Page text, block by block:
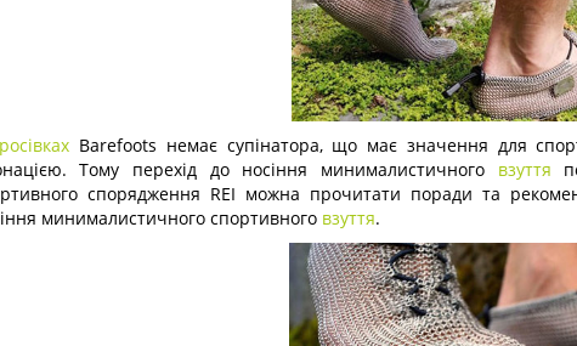
Barefoots немає супінатора, що має значення для
Тому перехід до носіння минималистичного взуття
спорядження REI можна прочитати поради та
минималистичного спортивного взуття.